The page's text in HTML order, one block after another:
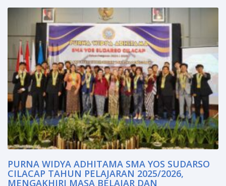
PURNA WIDYA ADHITAMA SMA YOS SUDARSO
CILACAP TAHUN PELAJARAN 2025/2026,
MENGAKHIRI MASA BELAJAR DAN